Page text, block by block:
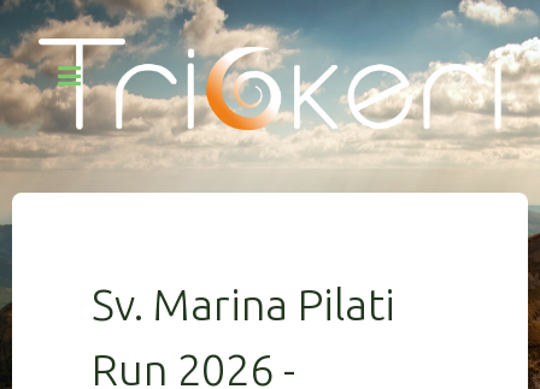
Sv. Marina Pilati
Run 2026 -